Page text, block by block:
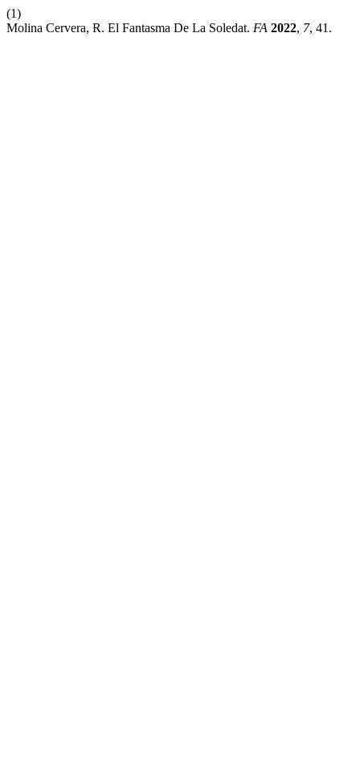
(1)
Molina Cervera, R. El Fantasma De La Soledat. FA 2022, 7, 41.